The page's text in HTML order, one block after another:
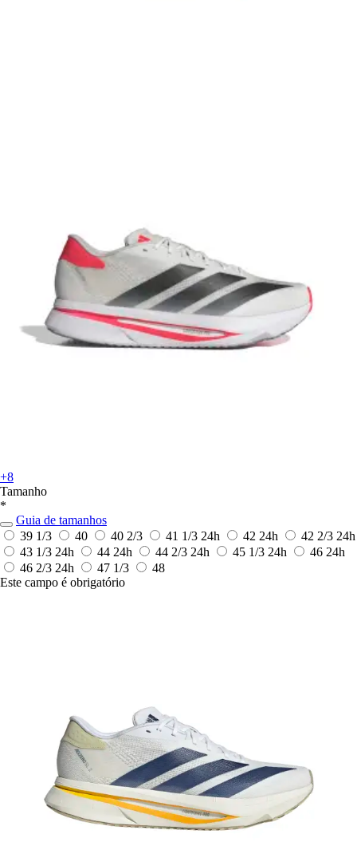
+8
Tamanho
*
Guia de tamanhos
39 1/3
40 40 2/3 41 1/3 24h 42 24h 42 2/3 24h
43 1/3 24h 44 24h 44 2/3 24h 45 1/3 24h 46 24h
46 2/3 24h 47 1/3
48
Este campo é obrigatório